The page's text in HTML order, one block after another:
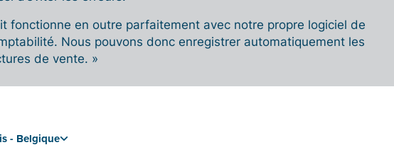
fonctionne en outre parfaitement avec notre propre logiciel de
Nous pouvons donc enregistrer automatiquement les
de vente. »
a aussi vu grandir progressivement l’enthousiasme de ses clients
- Belgique